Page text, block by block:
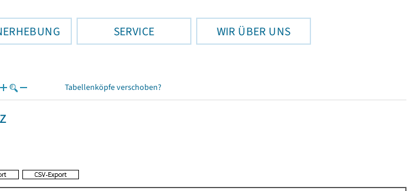
SERVICE WIR ÜBER UNS
Tabellenköpfe verschoben?